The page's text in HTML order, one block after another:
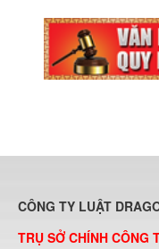
CÔNG TY LUẬT
TRỤ SỞ CHÍNH CÔNG